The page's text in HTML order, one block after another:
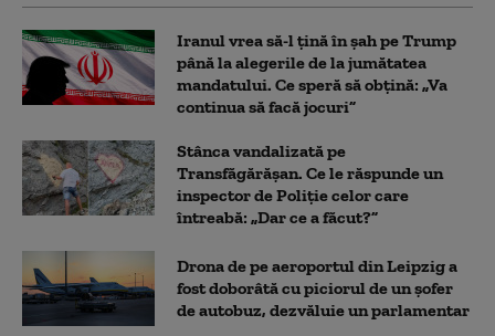
Iranul vrea să-l țină în șah pe Trump
până la alegerile de la jumătatea
mandatului. Ce speră să obțină: „Va
continua să facă jocuri”
Stânca vandalizată pe
Transfăgărășan. Ce le răspunde un
inspector de Poliție celor care
întreabă: „Dar ce a făcut?”
Drona de pe aeroportul din Leipzig a
fost doborâtă cu piciorul de un şofer
de autobuz, dezvăluie un parlamentar